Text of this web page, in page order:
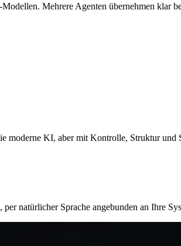
Mehrere Agenten übernehmen klar
moderne KI, aber mit Kontrolle, Struktur und
natürlicher Sprache angebunden an Ihre